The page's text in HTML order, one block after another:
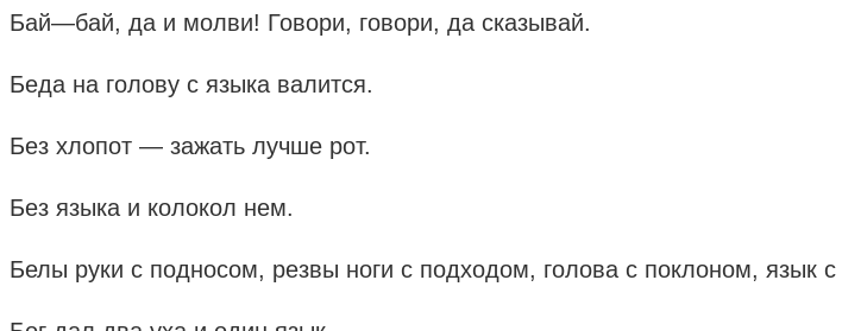
Бай—бай, да и молви! Говори, говори, да сказывай.
Беда на голову с языка валится.
Без хлопот — зажать лучше рот.
Без языка и колокол нем.
Белы руки с подносом, резвы ноги с подходом, голова с поклоном, язык